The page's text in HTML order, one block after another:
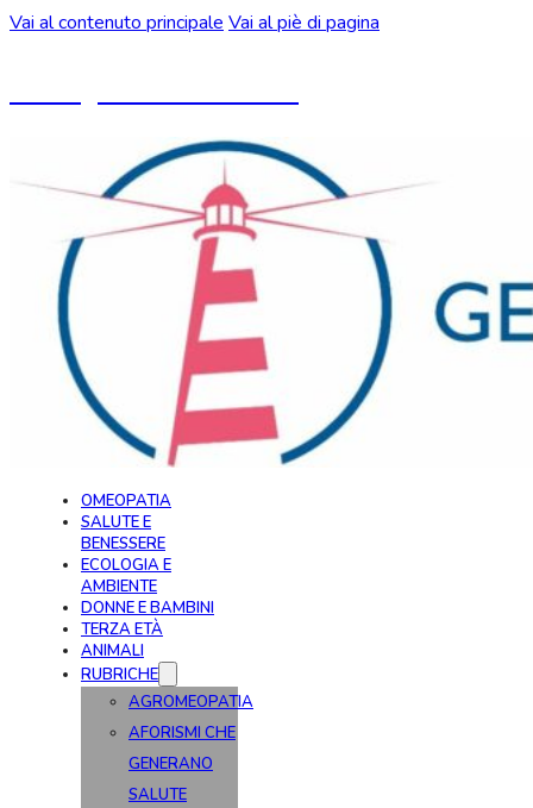
Vai al contenuto principale Vai al piè di pagina
OMEOPATIA
SALUTE E
BENESSERE
ECOLOGIA E
AMBIENTE
DONNE E BAMBINI
TERZA ETÀ
ANIMALI
RUBRICHE
AGROMEOPATIA
AFORISMI CHE
GENERANO
SALUTE